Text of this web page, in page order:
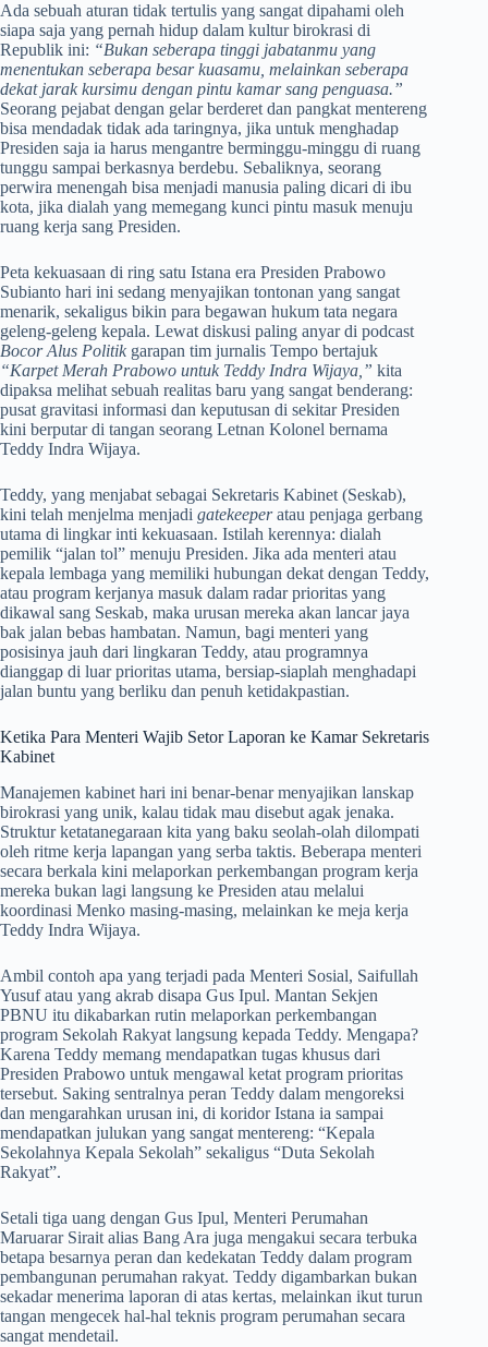
Ada sebuah aturan tidak tertulis yang sangat dipahami oleh
siapa saja yang pernah hidup dalam kultur birokrasi di
Republik ini: “Bukan seberapa tinggi jabatanmu yang
menentukan seberapa besar kuasamu, melainkan seberapa
dekat jarak kursimu dengan pintu kamar sang penguasa.”
Seorang pejabat dengan gelar berderet dan pangkat mentereng
bisa mendadak tidak ada taringnya, jika untuk menghadap
Presiden saja ia harus mengantre berminggu-minggu di ruang
tunggu sampai berkasnya berdebu. Sebaliknya, seorang
perwira menengah bisa menjadi manusia paling dicari di ibu
kota, jika dialah yang memegang kunci pintu masuk menuju
ruang kerja sang Presiden.
Peta kekuasaan di ring satu Istana era Presiden Prabowo
Subianto hari ini sedang menyajikan tontonan yang sangat
menarik, sekaligus bikin para begawan hukum tata negara
geleng-geleng kepala. Lewat diskusi paling anyar di podcast
Bocor Alus Politik garapan tim jurnalis Tempo bertajuk
“Karpet Merah Prabowo untuk Teddy Indra Wijaya,” kita
dipaksa melihat sebuah realitas baru yang sangat benderang:
pusat gravitasi informasi dan keputusan di sekitar Presiden
kini berputar di tangan seorang Letnan Kolonel bernama
Teddy Indra Wijaya.
Teddy, yang menjabat sebagai Sekretaris Kabinet (Seskab),
kini telah menjelma menjadi gatekeeperatau penjaga gerbang
utama di lingkar inti kekuasaan. Istilah kerennya: dialah
pemilik “jalan tol” menuju Presiden. Jika ada menteri atau
kepala lembaga yang memiliki hubungan dekat dengan Teddy,
atau program kerjanya masuk dalam radar prioritas yang
dikawal sang Seskab, maka urusan mereka akan lancar jaya
bak jalan bebas hambatan. Namun, bagi menteri yang
posisinya jauh dari lingkaran Teddy, atau programnya
dianggap di luar prioritas utama, bersiap-siaplah menghadapi
jalan buntu yang berliku dan penuh ketidakpastian.
Ketika Para Menteri Wajib Setor Laporan ke Kamar Sekretaris
Kabinet
Manajemen kabinet hari ini benar-benar menyajikan lanskap
birokrasi yang unik, kalau tidak mau disebut agak jenaka.
Struktur ketatanegaraan kita yang baku seolah-olah dilompati
oleh ritme kerja lapangan yang serba taktis. Beberapa menteri
secara berkala kini melaporkan perkembangan program kerja
mereka bukan lagi langsung ke Presiden atau melalui
koordinasi Menko masing-masing, melainkan ke meja kerja
Teddy Indra Wijaya.
Ambil contoh apa yang terjadi pada Menteri Sosial, Saifullah
Yusuf atau yang akrab disapa Gus Ipul. Mantan Sekjen
PBNU itu dikabarkan rutin melaporkan perkembangan
program Sekolah Rakyat langsung kepada Teddy. Mengapa?
Karena Teddy memang mendapatkan tugas khusus dari
Presiden Prabowo untuk mengawal ketat program prioritas
tersebut. Saking sentralnya peran Teddy dalam mengoreksi
dan mengarahkan urusan ini, di koridor Istana ia sampai
mendapatkan julukan yang sangat mentereng: “Kepala
Sekolahnya Kepala Sekolah” sekaligus “Duta Sekolah
Rakyat”.
Setali tiga uang dengan Gus Ipul, Menteri Perumahan
Maruarar Sirait alias Bang Ara juga mengakui secara terbuka
betapa besarnya peran dan kedekatan Teddy dalam program
pembangunan perumahan rakyat. Teddy digambarkan bukan
sekadar menerima laporan di atas kertas, melainkan ikut turun
tangan mengecek hal-hal teknis program perumahan secara
sangat mendetail.